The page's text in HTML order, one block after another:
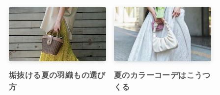
垢抜ける夏の羽織もの選び
方
夏のカラーコーデはこうつ
くる